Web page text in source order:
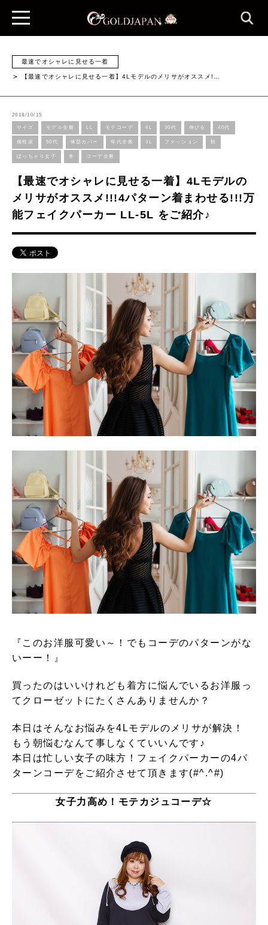
最速でオシャレに見せる一着
【最速でオシャレに見せる一着】4Lモデルのメリサがオススメ!…
2018/10/15
サイズ モデル全般 LL モテコーデ 4L 30代 伸びる 40代
個性派 50代 体型カバー 年代全般 3L ファッション 秋
ぽっちゃり女子 冬 コーデ全般
【最速でオシャレに見せる一着】4Lモデルの
メリサがオススメ!!!4パターン着まわせる!!!万
能フェイクパーカー LL-5L をご紹介♪
『このお洋服可愛い～！でもコーデのパターンがな
いーー！』
買ったのはいいけれども着方に悩んでいるお洋服っ
てクローゼットにたくさんありませんか？
本日はそんなお悩みを4Lモデルのメリサが解決！
もう朝悩むなんて事しなくていいんです♪
本日は忙しい女子の味方！フェイクパーカーの4パ
ターンコーデをご紹介させて頂きます(#^.^#)
女子力高め！モテカジュコーデ☆